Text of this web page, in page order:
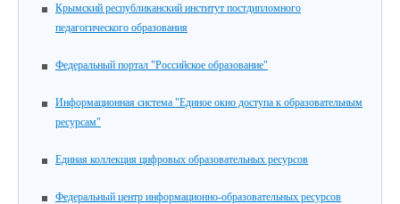
Крымский республиканский институт постдипломного
педагогического образования
Федеральный портал "Российское образование"
Информационная система "Единое окно доступа к образовательным
ресурсам"
Единая коллекция цифровых образовательных ресурсов
Федеральный центр информационно-образовательных ресурсов